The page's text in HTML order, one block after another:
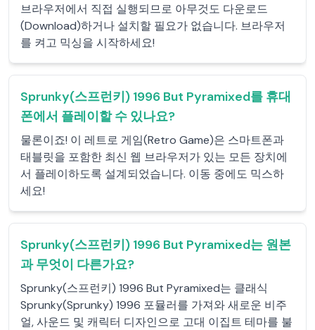
브라우저에서 직접 실행되므로 아무것도 다운로드
(Download)하거나 설치할 필요가 없습니다. 브라우저
를 켜고 믹싱을 시작하세요!
Sprunky(스프런키) 1996 But Pyramixed를 휴대
폰에서 플레이할 수 있나요?
물론이죠! 이 레트로 게임(Retro Game)은 스마트폰과
태블릿을 포함한 최신 웹 브라우저가 있는 모든 장치에
서 플레이하도록 설계되었습니다. 이동 중에도 믹스하
세요!
Sprunky(스프런키) 1996 But Pyramixed는 원본
과 무엇이 다른가요?
Sprunky(스프런키) 1996 But Pyramixed는 클래식
Sprunky(Sprunky) 1996 포뮬러를 가져와 새로운 비주
얼, 사운드 및 캐릭터 디자인으로 고대 이집트 테마를 불